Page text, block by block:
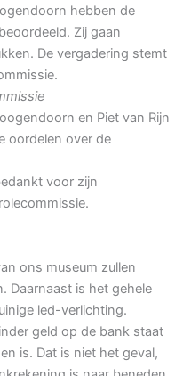
hebben de
Zij gaan
De vergadering stemt
en Piet van Rijn
oordelen over de
voor zijn
ons museum zullen
Daarnaast is het gehele
led-verlichting.
geld op de bank staat
is. Dat is niet het geval,